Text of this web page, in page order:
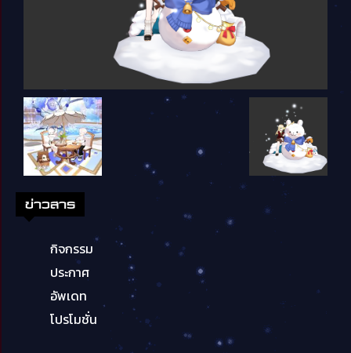
ข่าวสาร
กิจกรรม
ประกาศ
อัพเดท
โปรโมชั่น